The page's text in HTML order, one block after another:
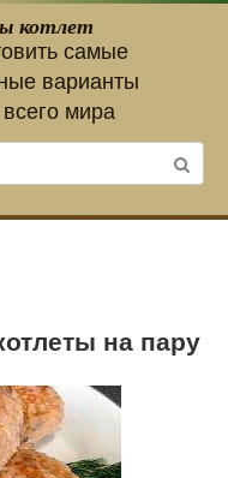
котлет
самые
варианты
всего мира
на пару